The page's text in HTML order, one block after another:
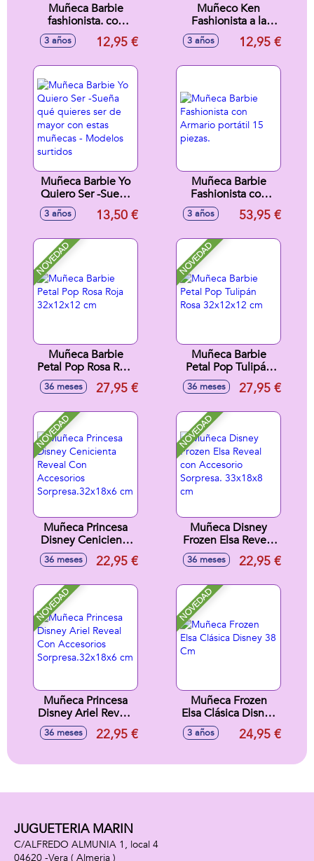
Muñeca Barbie
fashionista. con
looks desde los
más informales y
más hippy fashion -
Modelos surtidos
3 años 12,95 €
Muñeco Ken
Fashionista a la
ultima moda -
Modelos surtidos
3 años 12,95 €
Muñeca Barbie Yo
Quiero Ser -Sueña
qué quieres ser de
mayor con estas
surtidos
3 años 13,50 €
Muñeca Barbie
Fashionista con
Armario portátil 15
piezas.
3 años 53,95 €
NOVEDAD
Muñeca Barbie
Petal Pop Rosa Roja
32x12x12 cm
36 meses 27,95 €
NOVEDAD
Muñeca Barbie
Petal Pop Tulipán
Rosa 32x12x12 cm
36 meses 27,95 €
NOVEDAD
Muñeca Princesa
Disney Cenicienta
Reveal Con
Accesorios
cm
36 meses 22,95 €
NOVEDAD
Muñeca Disney
Frozen Elsa Reveal
con Accesorio
Sorpresa. 33x18x8
36 meses 22,95 €
NOVEDAD
Muñeca Princesa
Disney Ariel Reveal
Con Accesorios
Sorpresa.32x18x6
36 meses 22,95 €
NOVEDAD
Muñeca Frozen
Elsa Clásica Disney
38 Cm
3 años 24,95 €
JUGUETERIA MARIN
C/ALFREDO ALMUNIA 1, local 4
04620 -Vera ( Almeria )